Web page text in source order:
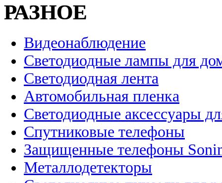
РАЗНОЕ
Видеонаблюдение
Светодиодные лампы для
Светодиодная лента
Автомобильная пленка
Светодиодные аксессуары
Спутниковые телефоны
Защищенные телефоны
Металлодетекторы